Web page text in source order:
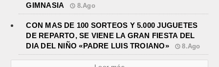
GIMNASIA
8.Ago
CON MAS DE 100 SORTEOS Y 5.000 JUGUETES
DE REPARTO, SE VIENE LA GRAN FIESTA DEL
DIA DEL NIÑO «PADRE LUIS TROIANO»
8.Ago